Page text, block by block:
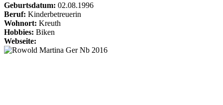
Geburtsdatum: 02.08.1996
Beruf: Kinderbetreuerin
Wohnort: Kreuth
Hobbies: Biken
Webseite: